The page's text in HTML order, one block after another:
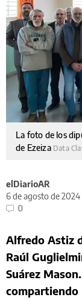
La foto de los
de Ezeiza Data
elDiarioAR
6 de agosto de 2024
0
Alfredo Astiz
Raúl
Suárez
compartiendo